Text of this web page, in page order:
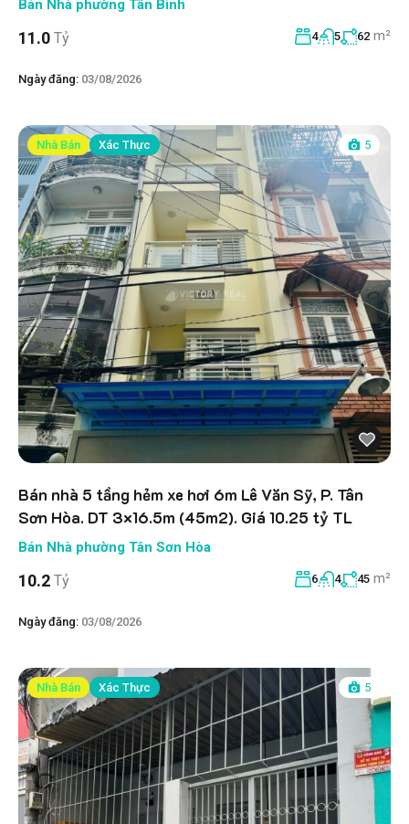
Bán Nhà phường Tân Bình
11.0 Tỷ 4 5 62 m²
Ngày đăng: 03/08/2026
Nhà Bán Xác Thực 5
Bán nhà 5 tầng hẻm xe hơi 6m Lê Văn Sỹ, P. Tân
Sơn Hòa. DT 3×16.5m (45m2). Giá 10.25 tỷ TL
Bán Nhà phường Tân Sơn Hòa
10.2 Tỷ 6 4 45 m²
Ngày đăng: 03/08/2026
Nhà Bán Xác Thực 5